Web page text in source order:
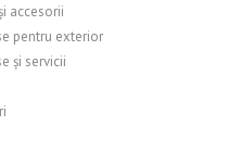
accesorii
pentru exterior
și servicii